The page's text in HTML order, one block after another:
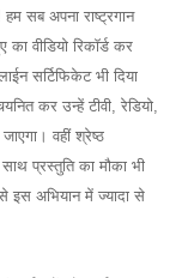
सब अपना राष्ट्रगान
वीडियो रिकाॅर्ड कर
सर्टिफिकेट भी दिया
कर उन्हें टीवी, रेडियो,
वहीं श्रेष्ठ
प्रस्तुति का मौका भी
इस अभियान में ज्यादा से